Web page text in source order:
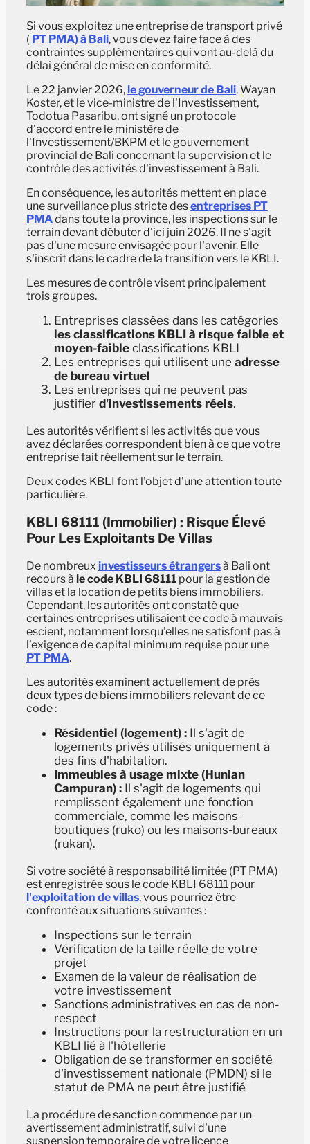
Si vous exploitez une entreprise de transport privé
( PT PMA) à Bali, vous devez faire face à des
contraintes supplémentaires qui vont au-delà du
délai général de mise en conformité.
Le 22 janvier 2026, le gouverneur de Bali, Wayan
Koster, et le vice-ministre de l'Investissement,
Todotua Pasaribu, ont signé un protocole
d'accord entre le ministère de
l'Investissement/BKPM et le gouvernement
provincial de Bali concernant la supervision et le
contrôle des activités d'investissement à Bali.
En conséquence, les autorités mettent en place
une surveillance plus stricte desentreprises PT
PMAdans toute la province, les inspections sur le
terrain devant débuter d'ici juin 2026. Il ne s'agit
pas d'une mesure envisagée pour l'avenir. Elle
s'inscrit dans le cadre de la transition vers le KBLI.
Les mesures de contrôle visent principalement
trois groupes.
Entreprises classées dans les catégories
les classifications KBLI à risque faible et
moyen-faible classifications KBLI
Les entreprises qui utilisent une adresse
de bureau virtuel
Les entreprises qui ne peuvent pas
justifier d'investissements réels.
Les autorités vérifient si les activités que vous
avez déclarées correspondent bien à ce que votre
entreprise fait réellement sur le terrain.
Deux codes KBLI font l'objet d'une attention toute
particulière.
KBLI 68111 (Immobilier) : Risque Élevé
Pour Les Exploitants De Villas
De nombreux investisseurs étrangersà Bali ont
recours à le code KBLI 68111 pour la gestion de
villas et la location de petits biens immobiliers.
Cependant, les autorités ont constaté que
certaines entreprises utilisaient ce code à mauvais
escient, notamment lorsqu’elles ne satisfont pas à
l’exigence de capital minimum requise pour une
PT PMA.
Les autorités examinent actuellement de près
deux types de biens immobiliers relevant de ce
code :
Résidentiel (logement) : Il s'agit de
logements privés utilisés uniquement à
des fins d'habitation.
Immeubles à usage mixte (Hunian
Campuran) : Il s'agit de logements qui
remplissent également une fonction
commerciale, comme les maisons-
boutiques (ruko) ou les maisons-bureaux
(rukan).
Si votre société à responsabilité limitée (PT PMA)
est enregistrée sous le code KBLI 68111 pour
l'exploitation de villas, vous pourriez être
confronté aux situations suivantes :
Inspections sur le terrain
Vérification de la taille réelle de votre
projet
Examen de la valeur de réalisation de
votre investissement
Sanctions administratives en cas de non-
respect
Instructions pour la restructuration en un
KBLI lié à l'hôtellerie
Obligation de se transformer en société
d'investissement nationale (PMDN) si le
statut de PMA ne peut être justifié
La procédure de sanction commence par un
avertissement administratif, suivi d'une
suspension temporaire de votre licence